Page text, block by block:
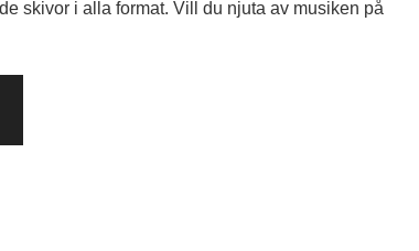
skivor i alla format. Vill du njuta av musiken på